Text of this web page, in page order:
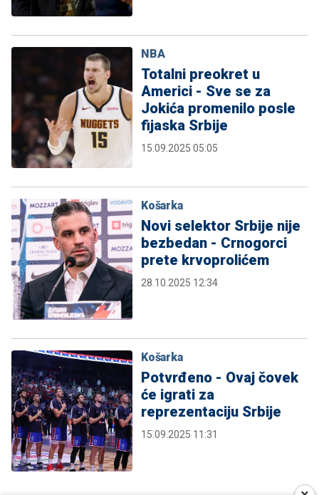
NBA
Totalni preokret u
Americi - Sve se za
Jokića promenilo posle
fijaska Srbije
15.09.2025 05:05
Košarka
Novi selektor Srbije nije
bezbedan - Crnogorci
prete krvoprolićem
28.10.2025 12:34
Košarka
Potvrđeno - Ovaj čovek
će igrati za
reprezentaciju Srbije
15.09.2025 11:31